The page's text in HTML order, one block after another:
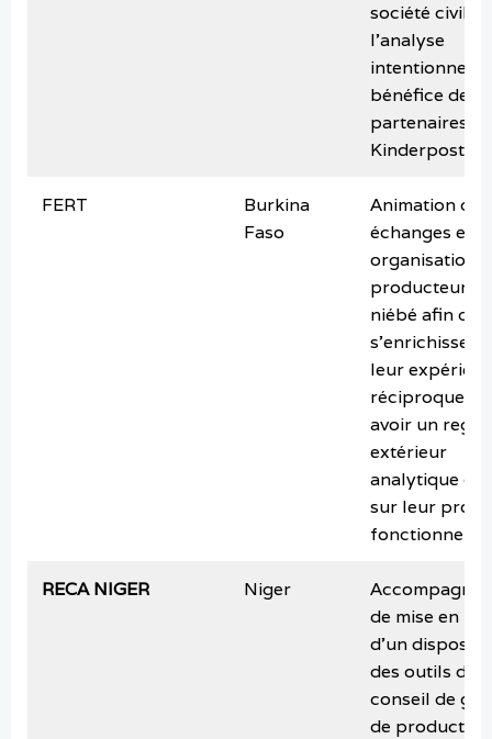
société civile
l’analyse
intentionnel
bénéfice des
partenaires de
FERT
Burkina
Faso
Animation des
échanges
organisations
producteurs
niébé afin
s’enrichissent
leur
réciproques
avoir un
extérieur
analytique de
sur leur
RECA NIGER Niger
de mise en
d’un
des outils de
conseil de
de